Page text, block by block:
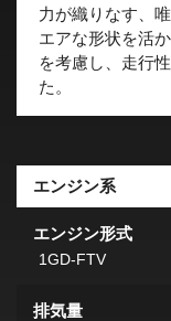
力が織りなす、
エアな形状を活
を考慮し、走行
た。
エンジン系
エンジン形式
1GD-FTV
排気量